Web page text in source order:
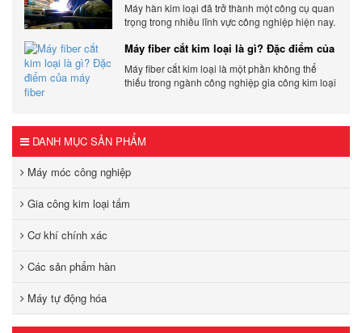
Máy hàn kim loại đã trở thành một công cụ quan
trọng trong nhiều lĩnh vực công nghiệp hiện nay.
Máy fiber cắt kim loại là gì? Đặc điểm của
máy fiber
Máy fiber cắt kim loại là một phần không thể
thiếu trong ngành công nghiệp gia công kim loại
DANH MỤC SẢN PHẨM
Máy móc công nghiệp
Gia công kim loại tấm
Cơ khí chính xác
Các sản phẩm hàn
Máy tự động hóa